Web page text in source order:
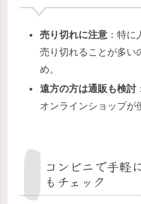
売り切れに注意：特に
売り切れることが多い
め。
遠方の方は通販も検討
オンラインショップが
コンビニで手軽
もチェック